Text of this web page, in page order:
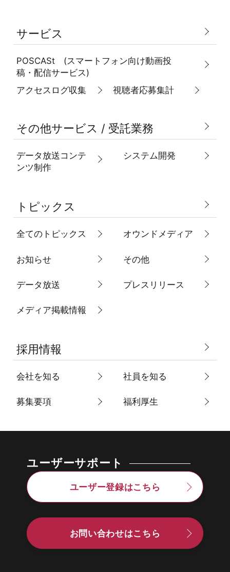
サービス
POSCASt (スマートフォン向け動画投
稿・配信サービス)
アクセスログ収集
視聴者応募集計
その他サービス / 受託業務
データ放送コンテ
ンツ制作
システム開発
トピックス
全てのトピックス オウンドメディア
お知らせ その他
データ放送 プレスリリース
メディア掲載情報
採用情報
会社を知る 社員を知る
募集要項 福利厚生
ユーザーサポート
ユーザー登録はこちら
お問い合わせはこちら